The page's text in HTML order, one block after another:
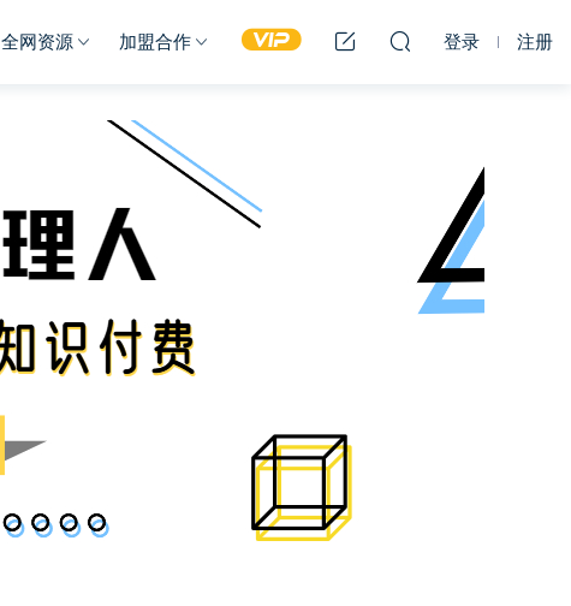
全网资源 加盟合作 登录 注册